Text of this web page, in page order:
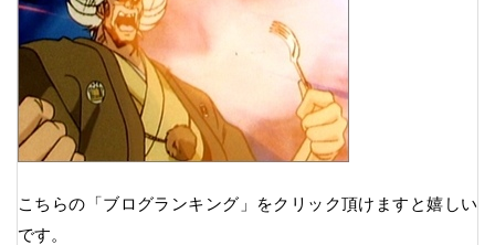
こちらの「ブログランキング」をクリック頂けますと嬉しい
です。